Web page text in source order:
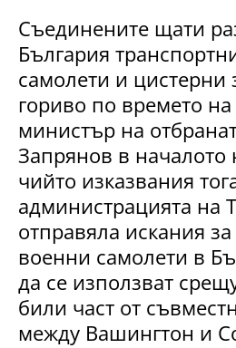
Съединените щати
България
самолети и цистерни
гориво по времето
министър на
Запрянов в началото
чийто изказвания
администрацията на
отправяла искания
военни самолети в
да се използват
били част от
между Вашингтон и